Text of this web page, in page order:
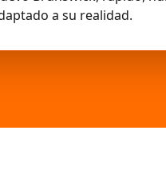
a su realidad.